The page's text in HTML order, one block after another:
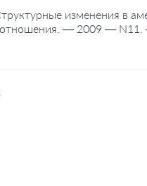
изменения в
— 2009 — N11.